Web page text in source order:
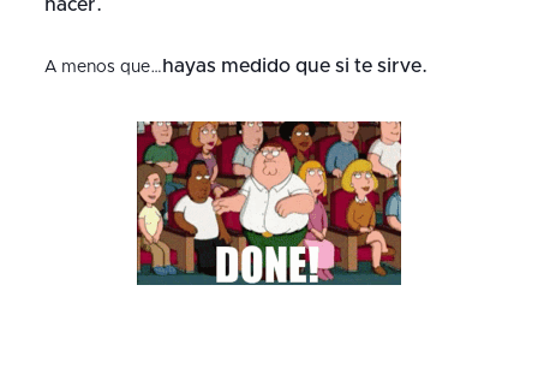
hacer.
A menos que… hayas medido que si te sirve.